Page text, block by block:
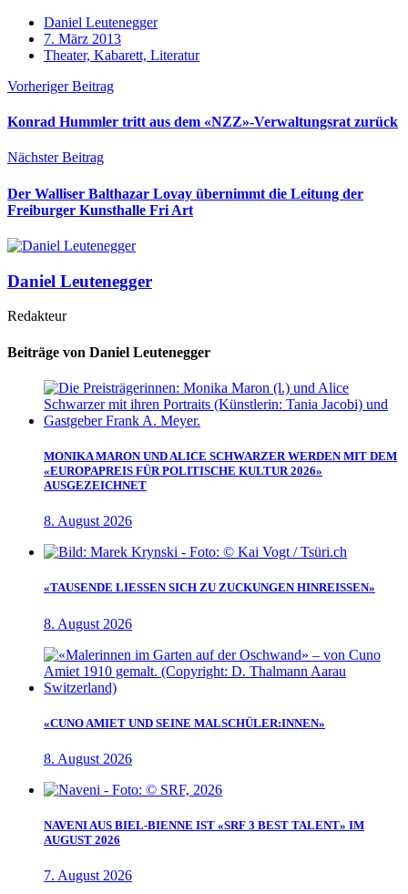
Daniel Leutenegger
7. März 2013
Theater, Kabarett, Literatur
Vorheriger Beitrag
Konrad Hummler tritt aus dem «NZZ»-Verwaltungsrat zurück
Nächster Beitrag
Der Walliser Balthazar Lovay übernimmt die Leitung der
Freiburger Kunsthalle Fri Art
Daniel Leutenegger
Redakteur
Beiträge von Daniel Leutenegger
MONIKA MARON UND ALICE SCHWARZER WERDEN MIT DEM
«EUROPAPREIS FÜR POLITISCHE KULTUR 2026»
AUSGEZEICHNET
8. August 2026
«TAUSENDE LIESSEN SICH ZU ZUCKUNGEN HINREISSEN»
8. August 2026
«CUNO AMIET UND SEINE MALSCHÜLER:INNEN»
8. August 2026
NAVENI AUS BIEL-BIENNE IST «SRF 3 BEST TALENT» IM
AUGUST 2026
7. August 2026